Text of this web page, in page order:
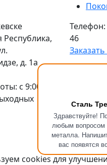
Сталь
Здравствуйте!
любым вопросом
металла.
вас появятся
Республика,
д. 1а
c 9:00 до
Телефон:
46
© 2016-
Политика
cookies для